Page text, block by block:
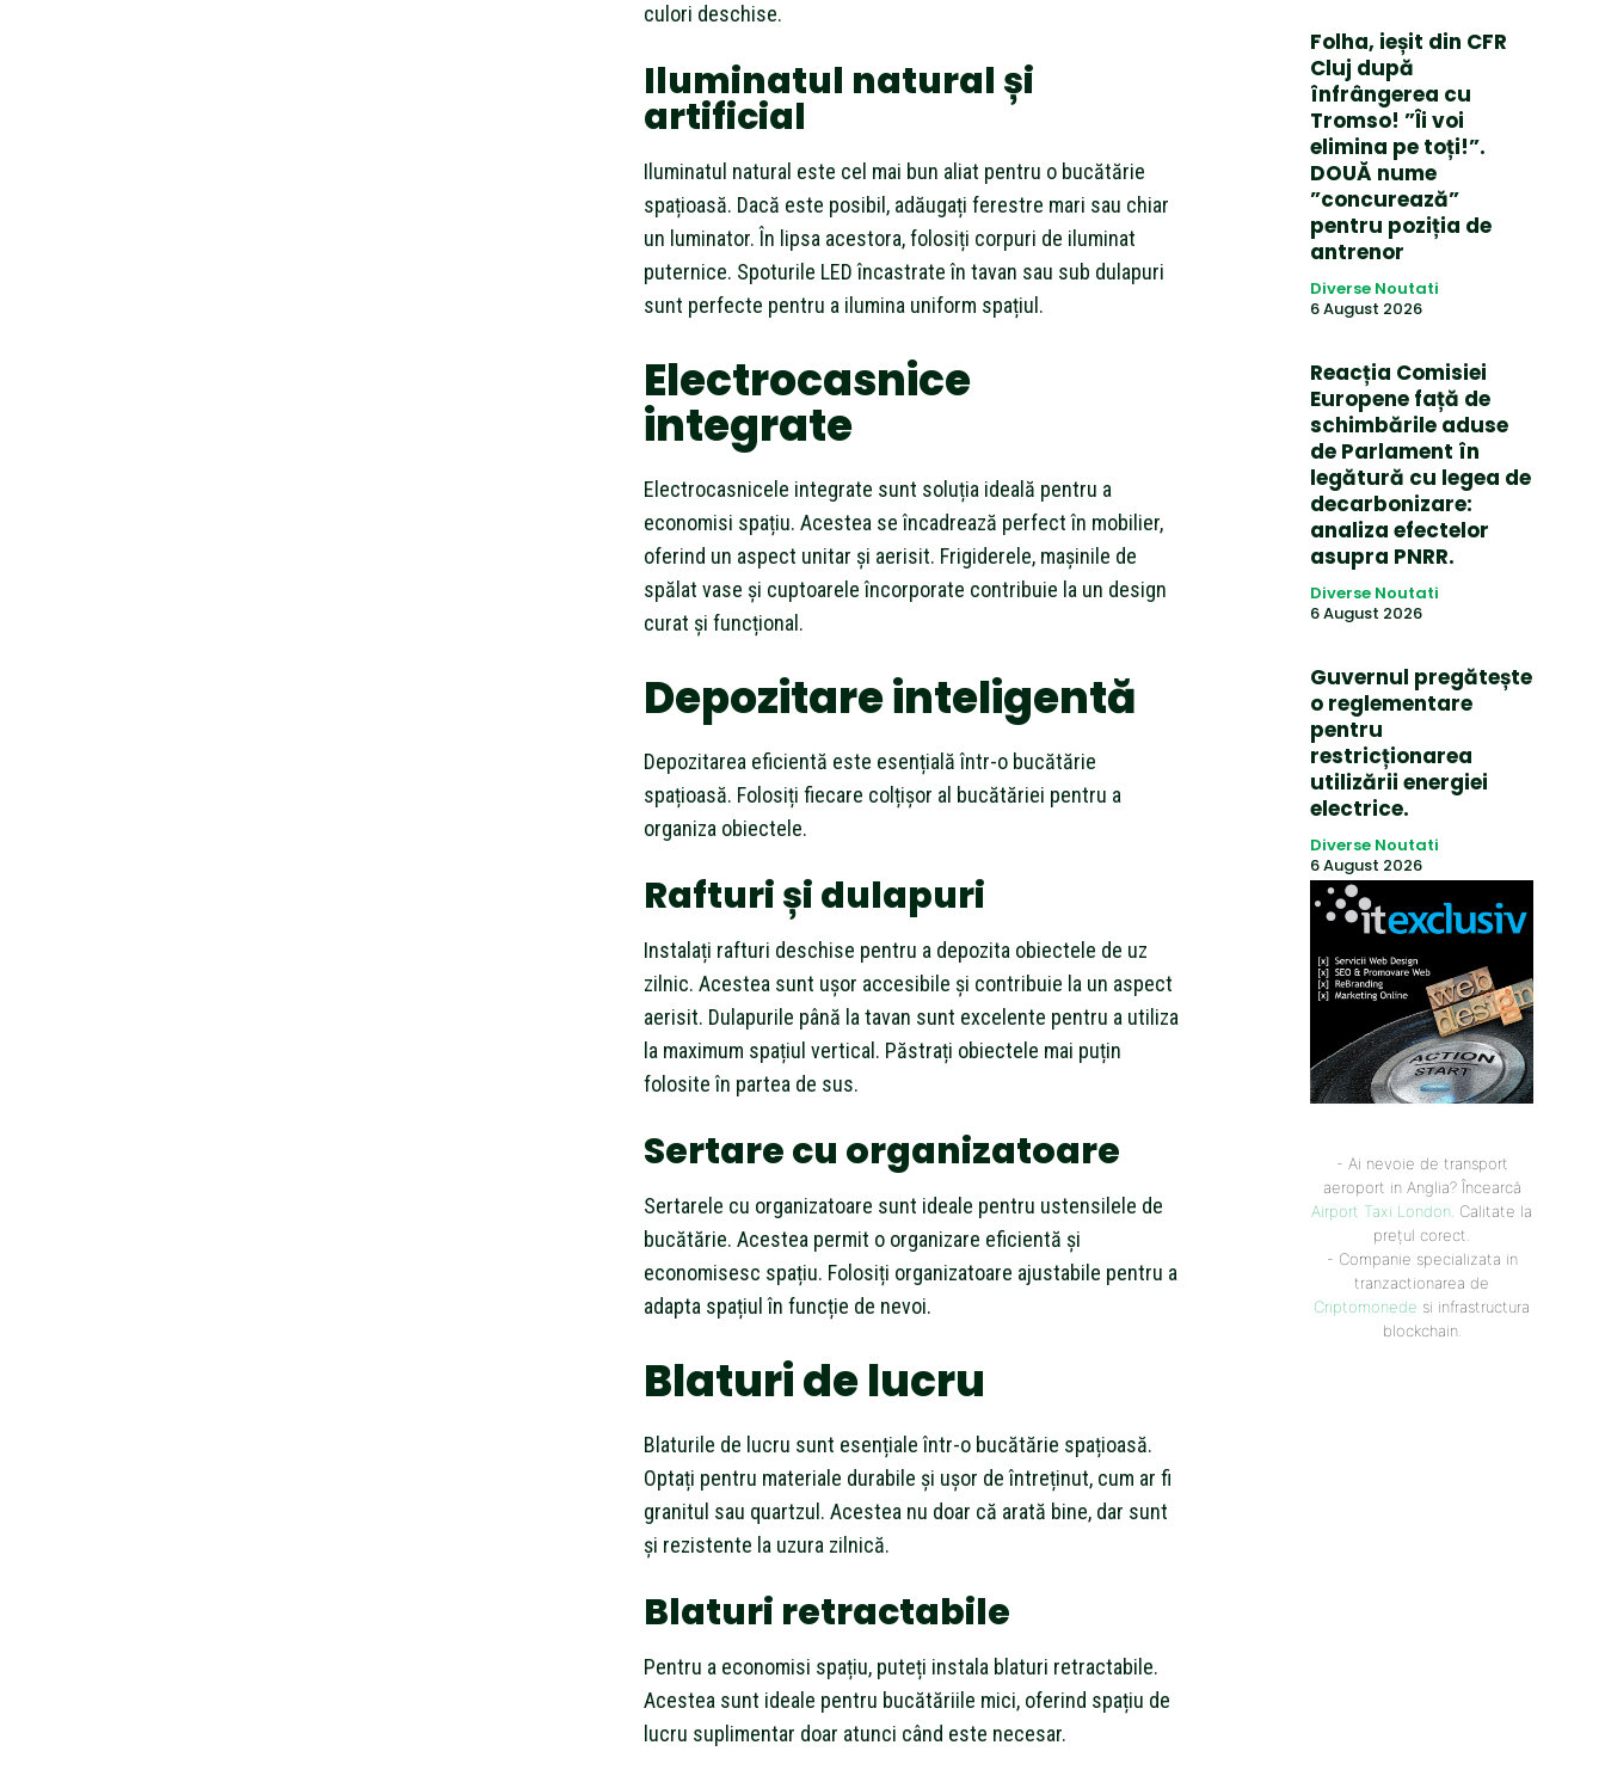
culori deschise.
Iluminatul natural și
artificial
Iluminatul natural este cel mai bun aliat pentru o bucătărie
spațioasă. Dacă este posibil, adăugați ferestre mari sau chiar
un luminator. În lipsa acestora, folosiți corpuri de iluminat
puternice. Spoturile LED încastrate în tavan sau sub dulapuri
sunt perfecte pentru a ilumina uniform spațiul.
Electrocasnice
integrate
Electrocasnicele integrate sunt soluția ideală pentru a
economisi spațiu. Acestea se încadrează perfect în mobilier,
oferind un aspect unitar și aerisit. Frigiderele, mașinile de
spălat vase și cuptoarele încorporate contribuie la un design
curat și funcțional.
Depozitare inteligentă
Depozitarea eficientă este esențială într-o bucătărie
spațioasă. Folosiți fiecare colțișor al bucătăriei pentru a
organiza obiectele.
Rafturi și dulapuri
Instalați rafturi deschise pentru a depozita obiectele de uz
zilnic. Acestea sunt ușor accesibile și contribuie la un aspect
aerisit. Dulapurile până la tavan sunt excelente pentru a utiliza
la maximum spațiul vertical. Păstrați obiectele mai puțin
folosite în partea de sus.
Sertare cu organizatoare
Sertarele cu organizatoare sunt ideale pentru ustensilele de
bucătărie. Acestea permit o organizare eficientă și
economisesc spațiu. Folosiți organizatoare ajustabile pentru a
adapta spațiul în funcție de nevoi.
Blaturi de lucru
Blaturile de lucru sunt esențiale într-o bucătărie spațioasă.
Optați pentru materiale durabile și ușor de întreținut, cum ar fi
granitul sau quartzul. Acestea nu doar că arată bine, dar sunt
și rezistente la uzura zilnică.
Blaturi retractabile
Pentru a economisi spațiu, puteți instala blaturi retractabile.
Acestea sunt ideale pentru bucătăriile mici, oferind spațiu de
lucru suplimentar doar atunci când este necesar.
Folha, ieșit din CFR
Cluj după
înfrângerea cu
Tromso! ”Îi voi
elimina pe toți!”.
DOUĂ nume
”concurează”
pentru poziția de
antrenor
Diverse Noutati
6 August 2026
Reacția Comisiei
Europene față de
schimbările aduse
de Parlament în
legătură cu legea de
decarbonizare:
analiza efectelor
asupra PNRR.
Diverse Noutati
6 August 2026
Guvernul pregătește
o reglementare
pentru
restricționarea
utilizării energiei
electrice.
Diverse Noutati
6 August 2026
- Ai nevoie de transport
aeroport in Anglia? Încearcă
Airport Taxi London. Calitate la
prețul corect.
- Companie specializata in
tranzactionarea de
Criptomonede si infrastructura
blockchain.